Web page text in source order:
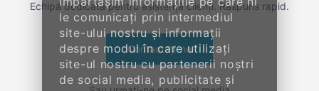
le comunicați prin intermediul
site-ului nostru și informații
despre modul în care utilizați
site-ul nostru cu partenerii noștri
de social media, publicitate și
Echipă dedicată pentru asistență clienți. Răspuns rapid.
Contactați-ne